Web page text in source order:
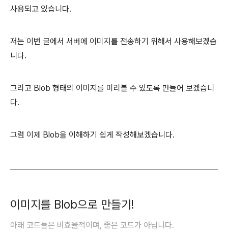
사용되고 있습니다.
저는 이번 글에서 서버에 이미지를 전송하기 위해서 사용해보겠습
니다.
그리고 Blob 형태의 이미지를 미리볼 수 있도록 만들어 보겠습니
다.
그럼 이제 Blob을 이해하기 쉽게 작성해보겠습니다.
이미지를 Blob으로 만들기!
아래 코드들은 비효율적이며, 좋은 코드가 아닙니다.